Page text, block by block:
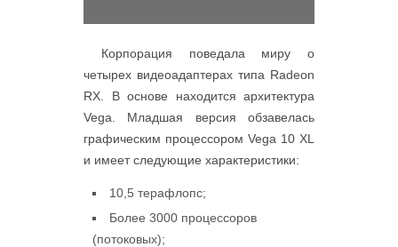
Корпорация поведала миру о
четырех видеоадаптерах типа Radeon
RX. В основе находится архитектура
Vega. Младшая версия обзавелась
графическим процессором Vega 10 XL
и имеет следующие характеристики:
10,5 терафлопс;
Более 3000 процессоров
(потоковых);